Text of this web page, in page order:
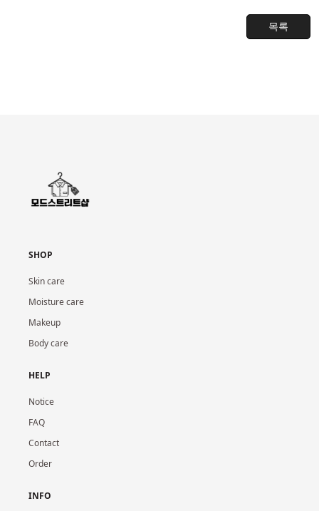
목록
SHOP
Skin care
Moisture care
Makeup
Body care
HELP
Notice
FAQ
Contact
Order
INFO